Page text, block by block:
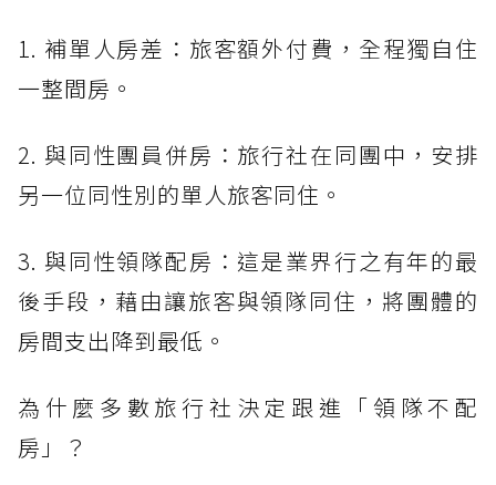
1. 補單人房差：旅客額外付費，全程獨自住
一整間房。
2. 與同性團員併房：旅行社在同團中，安排
另一位同性別的單人旅客同住。
3. 與同性領隊配房：這是業界行之有年的最
後手段，藉由讓旅客與領隊同住，將團體的
房間支出降到最低。
為什麼多數旅行社決定跟進「領隊不配
房」？